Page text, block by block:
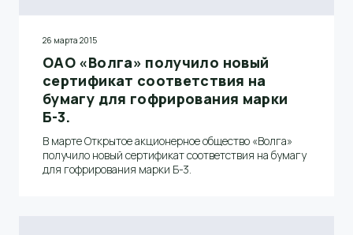
26 марта 2015
ОАО «Волга» получило новый
сертификат соответствия на
бумагу для гофрирования марки
Б-3.
В марте Открытое акционерное общество «Волга»
получило новый сертификат соответствия на бумагу
для гофрирования марки Б-3.